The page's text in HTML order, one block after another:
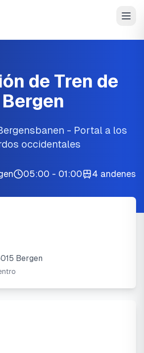
de Tren de
Bergen
- Portal a los
occidentales
05:00 - 01:00 4 andenes
Bergen